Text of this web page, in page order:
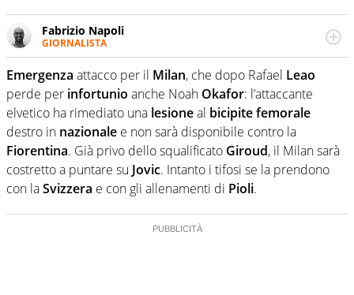
Fabrizio Napoli
GIORNALISTA
Giornalista professionista, per Virgilio Sport segue anche
il calcio ma è con la pallanuoto che esalta competenze e
passioni. Cura la comunicazione di HaBaWaBa, il più
grande festival di waterpolo per bambini al mondo
Emergenza attacco per il Milan, che dopo Rafael Leao
perde per infortunio anche Noah Okafor: l’attaccante
elvetico ha rimediato una lesioneal bicipitefemorale
destro in nazionale e non sarà disponibile contro la
Fiorentina. Già privo dello squalificato Giroud, il Milan sarà
costretto a puntare su Jovic. Intanto i tifosi se la prendono
con laSvizzera e con gli allenamenti di Pioli.